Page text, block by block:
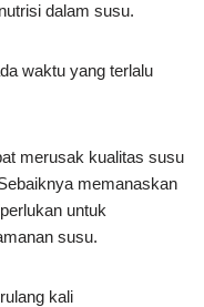
dalam susu.
waktu yang terlalu
merusak kualitas susu
memanaskan
untuk
susu.
kali